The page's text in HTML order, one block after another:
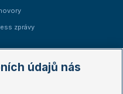
zprávy
údajů nás